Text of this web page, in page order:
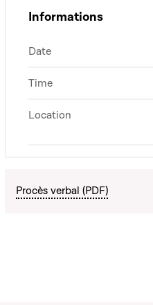
Informations
Date
Time
Location
Procès verbal (PDF)